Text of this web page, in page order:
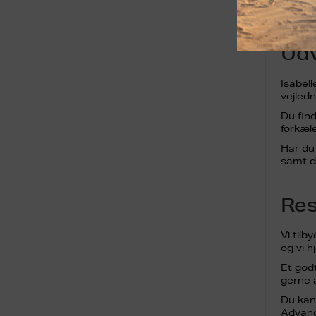
Du
Har
samt
Vi
og vi
Et
gerne
Du